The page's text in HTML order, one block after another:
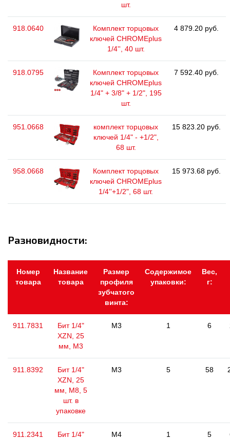
шт.
918.0640
Комплект торцовых
ключей CHROMEplus
1/4'', 40 шт.
4 879.20 руб.
918.0795
Комплект торцовых
ключей CHROMEplus
1/4" + 3/8" + 1/2", 195
шт.
7 592.40 руб.
951.0668
комплект торцовых
ключей 1/4" - +1/2",
68 шт.
15 823.20 руб.
958.0668
Комплект торцовых
ключей CHROMEplus
1/4''+1/2", 68 шт.
15 973.68 руб.
Разновидности:
Номер
товара
Название
товара
Размер
профиля
зубчатого
винта:
Содержимое
упаковки:
Вес,
г:
911.7831
Бит 1/4"
XZN, 25
мм, М3
M3 1 6
911.8392
Бит 1/4"
XZN, 25
мм, М8, 5
шт. в
упаковке
M3 5 58
911.2341 Бит 1/4" M4 1 5